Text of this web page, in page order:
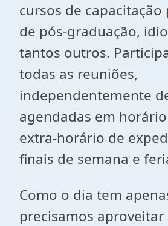
cursos de
de pós-graduação,
tantos outros.
todas as reuniões,
independentemente
agendadas em
extra-horário de
finais de semana e
Como o dia tem
precisamos aproveitar